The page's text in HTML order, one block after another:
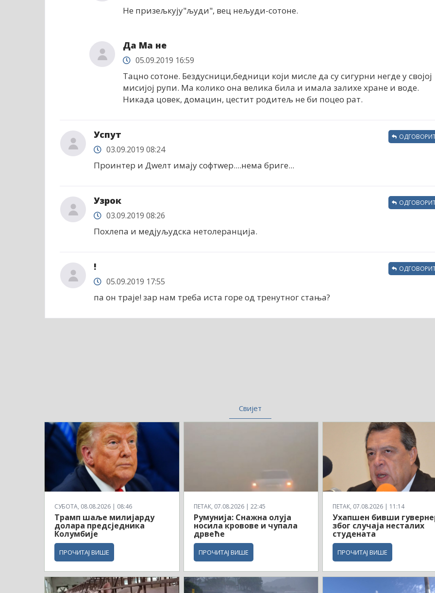
Не призељкују"људи", вец нељуди-сотоне.
Да Ма не
05.09.2019 16:59
Тацно сотоне. Бездусници,бедници који мисле да су сигурни негде у својој
мисијој рупи. Ма колико она велика била и имала залихе хране и воде.
Никада цовек, домацин, цестит родитељ не би поцео рат.
Успут
03.09.2019 08:24
Проинтер и Дwелт имају софтwер....нема бриге...
Узрок
03.09.2019 08:26
Похлепа и медјуљудска нетолеранција.
!
05.09.2019 17:55
па он траје! зар нам треба иста горе од тренутног стања?
Свијет
СУБОТА, 08.08.2026 | 08:46
Трамп шаље милијарду
долара предсједника
Колумбије
ПРОЧИТАЈ ВИШЕ
ПЕТАК, 07.08.2026 | 22:45
Румунија: Снажна олуја
носила кровове и чупала
дрвеће
ПРОЧИТАЈ ВИШЕ
ПЕТАК, 07.08.2026 | 11:14
Ухапшен бивши
због случаја несталих
студената
ПРОЧИТАЈ ВИШЕ